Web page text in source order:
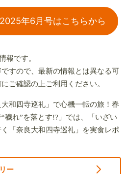
年6月号はこちらから
報です。
すので、最新の情報とは異なる可
ご確認の上ご利用ください。
和四寺巡礼」で心機一転の旅！春
穢れ”を落とす!?」では、「いざい
「奈良大和四寺巡礼」を実食レポ
ー